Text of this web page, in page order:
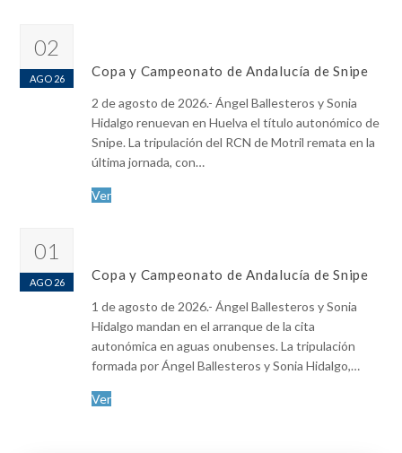
02
AGO 26 Copa y Campeonato de Andalucía de Snipe
2 de agosto de 2026.- Ángel Ballesteros y Sonia
Hidalgo renuevan en Huelva el título autonómico de
Snipe. La tripulación del RCN de Motril remata en la
última jornada, con…
Ver
01
AGO 26 Copa y Campeonato de Andalucía de Snipe
1 de agosto de 2026.- Ángel Ballesteros y Sonia
Hidalgo mandan en el arranque de la cita
autonómica en aguas onubenses. La tripulación
formada por Ángel Ballesteros y Sonia Hidalgo,…
Ver